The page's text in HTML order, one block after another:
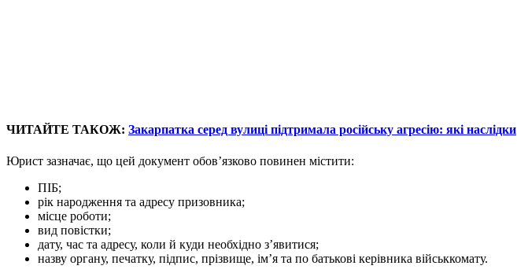
ЧИТАЙТЕ ТАКОЖ: Закарпатка серед вулиці підтримала російську агресію: які наслідки
Юрист зазначає, що цей документ обов’язково повинен містити:
ПІБ;
рік народження та адресу призовника;
місце роботи;
вид повістки;
дату, час та адресу, коли й куди необхідно з’явитися;
назву органу, печатку, підпис, прізвище, ім’я та по батькові керівника військкомату.